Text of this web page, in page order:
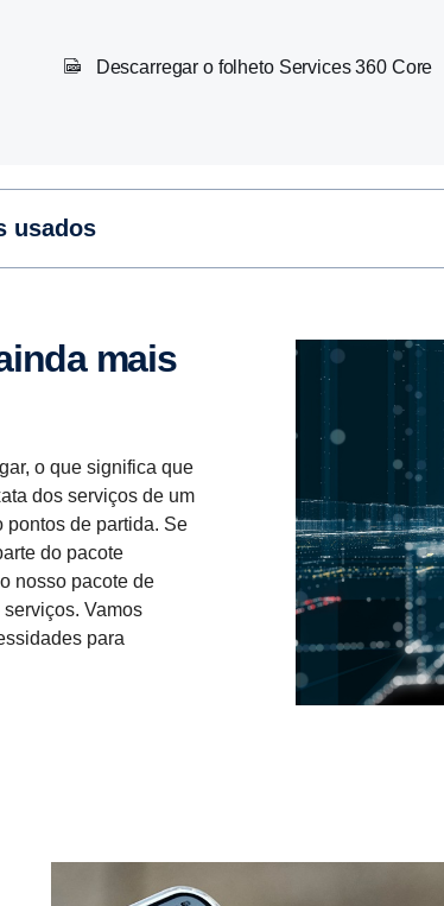
Descarregar o folheto Services 360 Core
usados
o que significa que
dos serviços de um
pontos de partida. Se
do pacote
nosso pacote de
Vamos
para